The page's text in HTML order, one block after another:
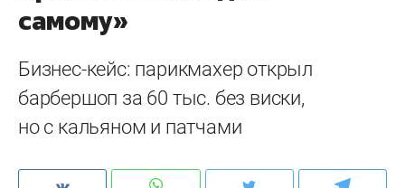
самому»
Бизнес-кейс: парикмахер открыл
барбершоп за 60 тыс. без виски,
но с кальяном и патчами